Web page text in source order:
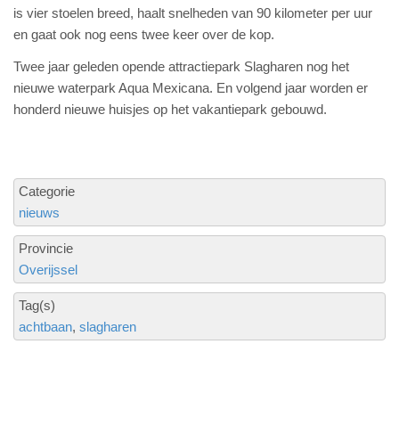
is vier stoelen breed, haalt snelheden van 90 kilometer per uur
en gaat ook nog eens twee keer over de kop.
Twee jaar geleden opende attractiepark Slagharen nog het
nieuwe waterpark Aqua Mexicana. En volgend jaar worden er
honderd nieuwe huisjes op het vakantiepark gebouwd.
Categorie
nieuws
Provincie
Overijssel
Tag(s)
achtbaan slagharen